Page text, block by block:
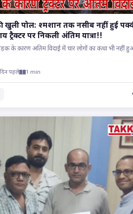
खुली पोल: श्मशान तक नसीब नहीं हुई
पर निकली अंतिम यात्रा!!
के कारण अंतिम विदाई में चार लोगों का कंधा भी नहीं
पहले 1 min